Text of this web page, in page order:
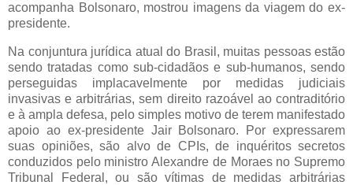
acompanha Bolsonaro, mostrou imagens da viagem do ex-
presidente.
Na conjuntura jurídica atual do Brasil, muitas pessoas estão
sendo tratadas como sub-cidadãos e sub-humanos, sendo
perseguidas implacavelmente por medidas judiciais
invasivas e arbitrárias, sem direito razoável ao contraditório
e à ampla defesa, pelo simples motivo de terem manifestado
apoio ao ex-presidente Jair Bolsonaro. Por expressarem
suas opiniões, são alvo de CPIs, de inquéritos secretos
conduzidos pelo ministro Alexandre de Moraes no Supremo
Tribunal Federal, ou são vítimas de medidas arbitrárias